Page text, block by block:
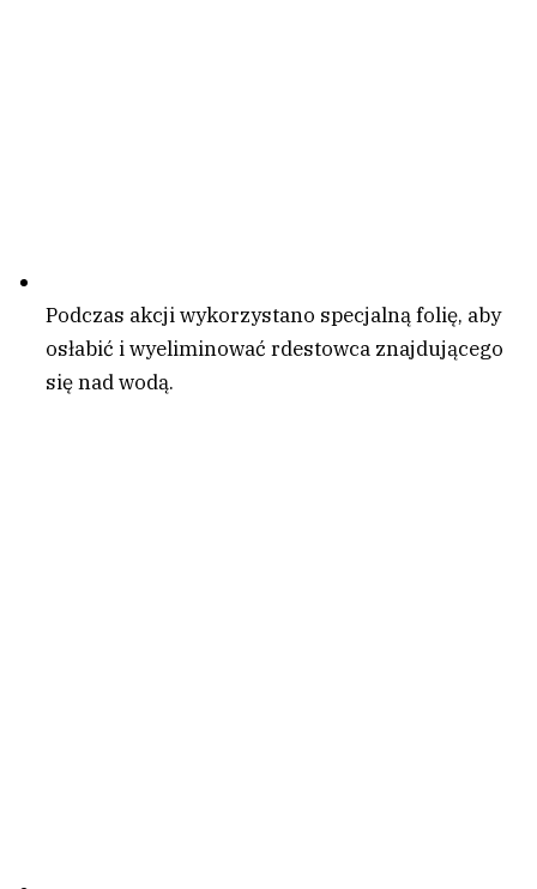
Podczas akcji wykorzystano specjalną folię, aby
osłabić i wyeliminować rdestowca znajdującego
się nad wodą.